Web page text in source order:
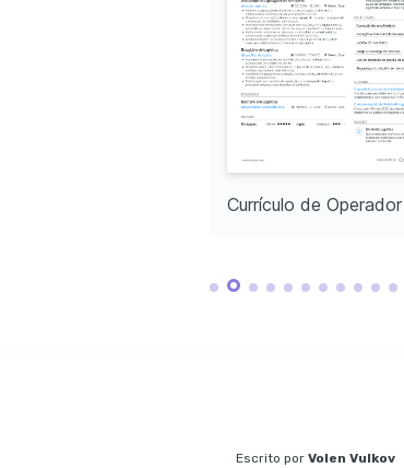
Universidade Federal de Minas Gerais (UFMG)
Belo Horizonte, MG
Belo Horizonte, MG
Inglês
Avançado
Escrito por Volen Vulkov